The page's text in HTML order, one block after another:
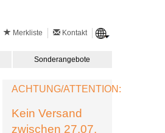
Merkliste Kontakt
Sonderangebote
ACHTUNG/ATTENTION:
Kein Versand
zwischen 27.07.